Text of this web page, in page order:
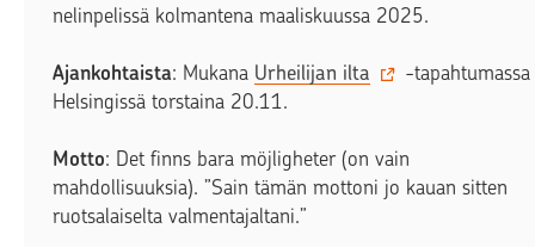
nelinpelissä kolmantena maaliskuussa 2025.
Ajankohtaista: Mukana Urheilijan ilta
-tapahtumassa
Helsingissä torstaina 20.11.
Motto: Det finns bara möjligheter (on vain
mahdollisuuksia). ”Sain tämän mottoni jo kauan sitten
ruotsalaiselta valmentajaltani.”